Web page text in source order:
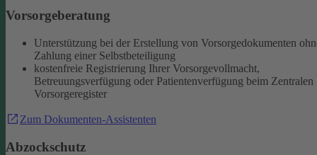
Vorsorgeberatung
Unterstützung bei der Erstellung von Vorsorgedokumenten
Zahlung einer Selbstbeteiligung
kostenfreie Registrierung Ihrer Vorsorgevollmacht,
Betreuungsverfügung oder Patientenverfügung beim Zentralen
Vorsorgeregister
Zum Dokumenten-Assistenten
Abzockschutz